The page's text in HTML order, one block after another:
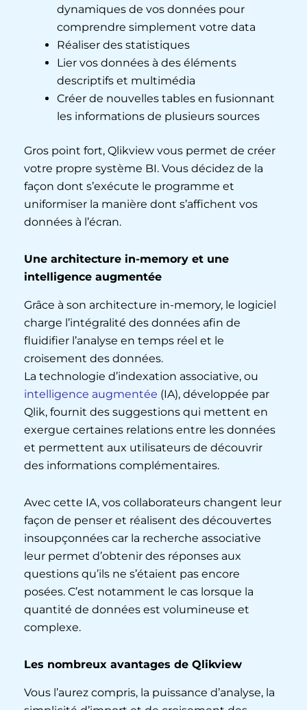
dynamiques de vos données pour
comprendre simplement votre data
Réaliser des statistiques
Lier vos données à des éléments
descriptifs et multimédia
Créer de nouvelles tables en fusionnant
les informations de plusieurs sources
Gros point fort, Qlikview vous permet de créer
votre propre système BI. Vous décidez de la
façon dont s’exécute le programme et
uniformiser la manière dont s’affichent vos
données à l’écran.
Une architecture in-memory et une
intelligence augmentée
Grâce à son architecture in-memory, le logiciel
charge l’intégralité des données afin de
fluidifier l’analyse en temps réel et le
croisement des données.
La technologie d’indexation associative, ou
intelligence augmentée (IA), développée par
Qlik, fournit des suggestions qui mettent en
exergue certaines relations entre les données
et permettent aux utilisateurs de découvrir
des informations complémentaires.
Avec cette IA, vos collaborateurs changent leur
façon de penser et réalisent des découvertes
insoupçonnées car la recherche associative
leur permet d’obtenir des réponses aux
questions qu’ils ne s’étaient pas encore
posées. C’est notamment le cas lorsque la
quantité de données est volumineuse et
complexe.
Les nombreux avantages de Qlikview
Vous l’aurez compris, la puissance d’analyse, la